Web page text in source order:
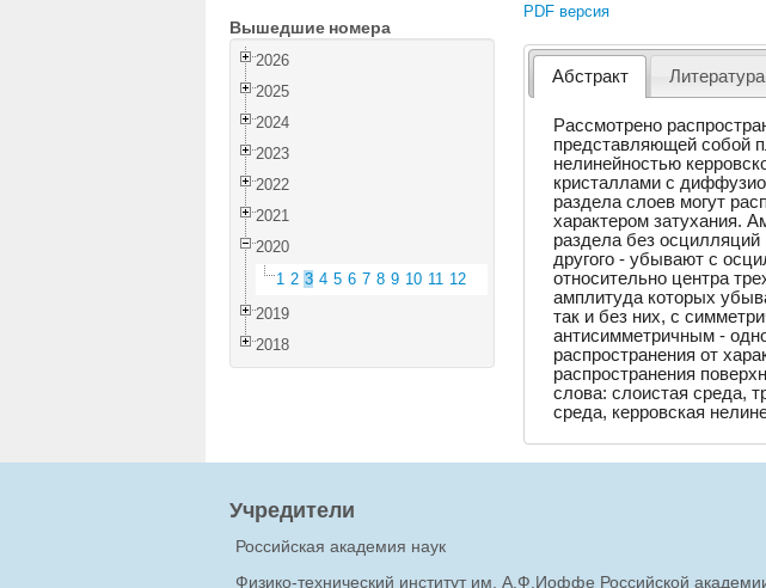
Вышедшие номера
2026
2025
2024
2023
2022
2021
2020
1 2 3 4 5 6 7 8 9 10 11 12
2019
2018
PDF версия
Абстракт Литература
Рассмотрено
представляющей собой
нелинейностью
кристаллами с
раздела слоев могут
характером затухания.
раздела без
другого - убывают с
относительно центра
амплитуда которых
так и без них, с
антисимметричным -
распространения от
распространения
слова: слоистая среда,
среда, керровская
Учредители
Российская академия наук
Физико-технический институт им. А.Ф.Иоффе Российской